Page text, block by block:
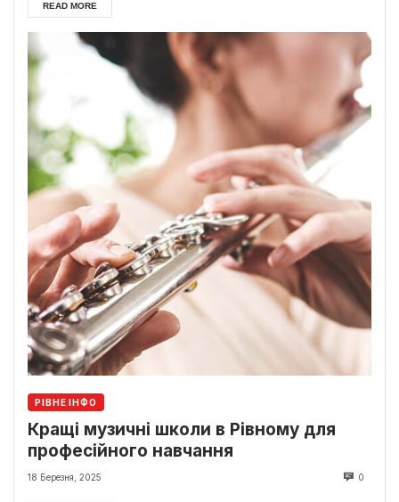
READ MORE
РІВНЕ ІНФО
Кращі музичні школи в Рівному для
професійного навчання
18 Березня, 2025 0